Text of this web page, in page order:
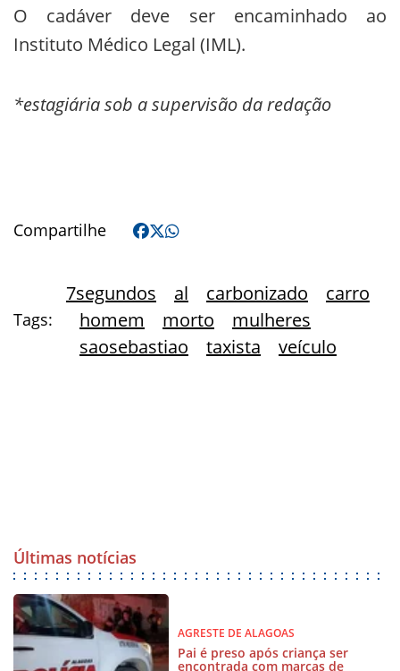
O cadáver deve ser encaminhado ao
Instituto Médico Legal (IML).
*estagiária sob a supervisão da redação
Compartilhe
Tags:
7segundos al carbonizado
carro
homem
morto
mulheres
saosebastiao
taxista veículo
Últimas notícias
AGRESTE DE ALAGOAS
Pai é preso após criança ser
encontrada com marcas de